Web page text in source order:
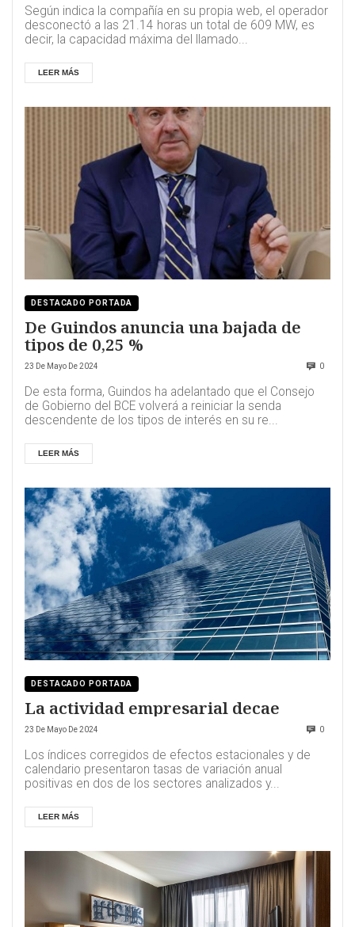
Según indica la compañía en su propia web, el operador
desconectó a las 21.14 horas un total de 609 MW, es
decir, la capacidad máxima del llamado...
LEER MÁS
DESTACADO PORTADA
De Guindos anuncia una bajada de
tipos de 0,25 %
23 De Mayo De 2024 0
De esta forma, Guindos ha adelantado que el Consejo
de Gobierno del BCE volverá a reiniciar la senda
descendente de los tipos de interés en su re...
LEER MÁS
DESTACADO PORTADA
La actividad empresarial decae
23 De Mayo De 2024 0
Los índices corregidos de efectos estacionales y de
calendario presentaron tasas de variación anual
positivas en dos de los sectores analizados y...
LEER MÁS